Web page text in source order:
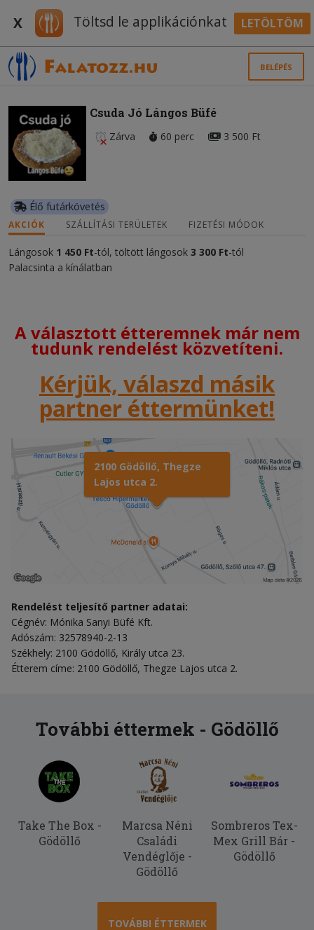
X Töltsd le applikációnkat LETÖLTÖM
BELÉPÉS
Csuda Jó Lángos Büfé
Zárva 60 perc 3 500 Ft
Élő futárkövetés
AKCIÓK SZÁLLÍTÁSI TERÜLETEK FIZETÉSI MÓDOK
Lángosok 1 450 Ft-tól, töltött lángosok 3 300 Ft-tól
Palacsinta a kínálatban
A választott étteremnek már nem
tudunk rendelést közvetíteni.
Kérjük, válaszd másik
partner éttermünket!
2100 Gödöllő, Thegze
Lajos utca 2.
Rendelést teljesítő partner adatai:
Cégnév: Mónika Sanyi Büfé Kft.
Adószám: 32578940-2-13
Székhely: 2100 Gödöllő, Király utca 23.
Étterem címe: 2100 Gödöllő, Thegze Lajos utca 2.
További éttermek - Gödöllő
Take The Box -
Gödöllő
Marcsa Néni
Családi
Vendéglője -
Gödöllő
Sombreros Tex-
Mex Grill Bár -
Gödöllő
TOVÁBBI ÉTTERMEK